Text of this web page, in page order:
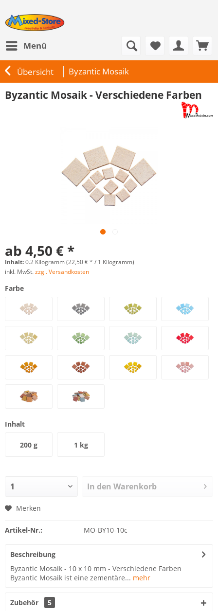
Menü
Übersicht Byzantic Mosaik
Byzantic Mosaik - Verschiedene Farben
ab 4,50 € *
Inhalt:0.2 Kilogramm (22,50 € * / 1 Kilogramm)
inkl. MwSt.zzgl. Versandkosten
Farbe
Inhalt
200 g 1 kg
In den Warenkorb
Merken
Artikel-Nr.: MO-BY10-10c
Beschreibung
Byzantic Mosaik - 10 x 10 mm - Verschiedene Farben
Byzantic Mosaik ist eine zementäre... mehr
Zubehör 5